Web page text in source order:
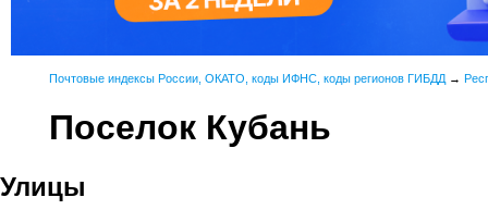
Почтовые индексы России, ОКАТО, коды ИФНС, коды регионов ГИБДД →
Поселок Кубань
Улицы